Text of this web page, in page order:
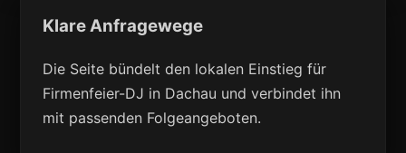
Klare Anfragewege
Die Seite bündelt den lokalen Einstieg für
Firmenfeier-DJ in Dachau und verbindet ihn
mit passenden Folgeangeboten.